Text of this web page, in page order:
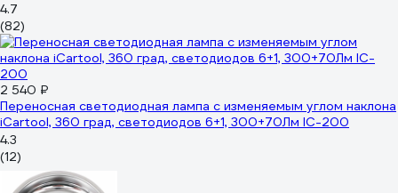
4.7
(82)
2 540 ₽
Переносная светодиодная лампа с изменяемым углом наклона
iCartool, 360 град, светодиодов 6+1, 300+70Лм IC-200
4.3
(12)